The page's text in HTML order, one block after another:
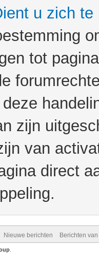
u zich te
tot
zijn
van
direct
Nieuwe berichten Berichten